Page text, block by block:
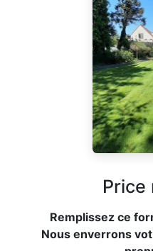
Price
Remplissez ce
Nous enverrons